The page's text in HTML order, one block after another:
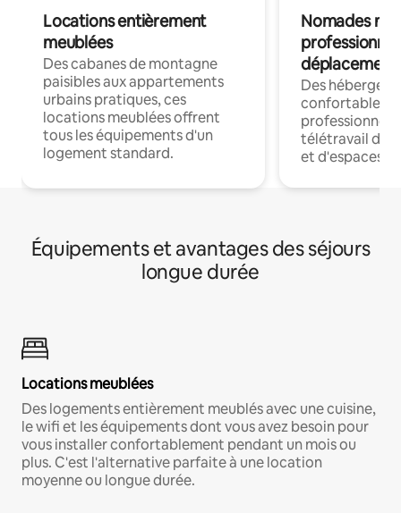
Locations entièrement
meublées
Des cabanes de montagne
paisibles aux appartements
urbains pratiques, ces
locations meublées offrent
tous les équipements d'un
logement standard.
Nomades
déplacement
Des
confortables
professionnels
télétravail
et d'espaces
Équipements et avantages des séjours
longue durée
Locations meublées
Des logements entièrement meublés avec une cuisine,
le wifi et les équipements dont vous avez besoin pour
vous installer confortablement pendant un mois ou
plus. C'est l'alternative parfaite à une location
moyenne ou longue durée.